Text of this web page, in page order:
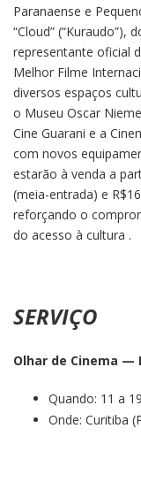
Paranaense e
“Cloud” (“Kuraudo”),
representante oficial
Melhor Filme
diversos espaços
o Museu Oscar
Cine Guarani e a
com novos
estarão à venda a
(meia-entrada) e
reforçando o
do acesso à cultura .
SERVIÇO
Olhar de Cinema —
Quando: 11 a
Onde: Curitiba